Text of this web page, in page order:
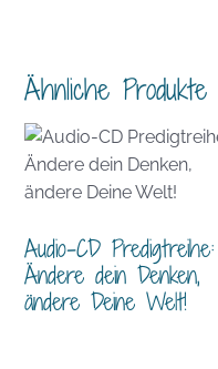
Ähnliche Produkte
Audio-CD Predigtreihe:
Ändere dein Denken,
ändere Deine Welt!